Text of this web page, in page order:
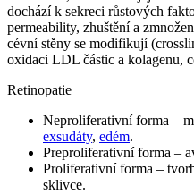
dochází k sekreci růstových
permeability, zhuštění a
cévní stěny se modifikují
oxidaci LDL částic a kolagenu,
Retinopatie
Neproliferativní forma –
exsudáty, edém.
Preproliferativní forma –
Proliferativní forma –
sklivce.